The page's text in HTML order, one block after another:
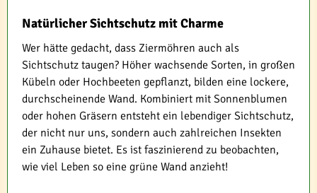
Natürlicher Sichtschutz mit Charme
Wer hätte gedacht, dass Ziermöhren auch als
Sichtschutz taugen? Höher wachsende Sorten, in großen
Kübeln oder Hochbeeten gepflanzt, bilden eine lockere,
durchscheinende Wand. Kombiniert mit Sonnenblumen
oder hohen Gräsern entsteht ein lebendiger Sichtschutz,
der nicht nur uns, sondern auch zahlreichen Insekten
ein Zuhause bietet. Es ist faszinierend zu beobachten,
wie viel Leben so eine grüne Wand anzieht!